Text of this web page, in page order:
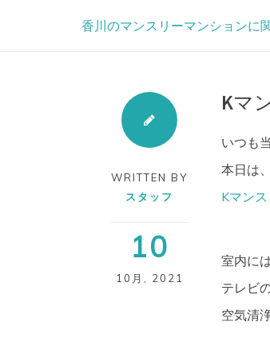
香川のマンスリーマンションに
WRITTEN BY
スタッフ
10
10月 2021
Kマ
いつも
本日は
Kマン
室内に
テレビ
空気清